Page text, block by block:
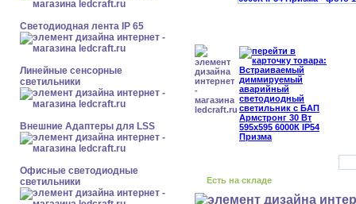
Светодиодная лента IP 65
Линейные сенсорные
светильники
Внешние Адаптеры для LSS
Офисные светодиодные
светильники
Есть на складе